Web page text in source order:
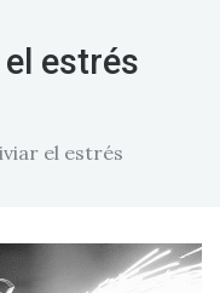
estrés
el estrés